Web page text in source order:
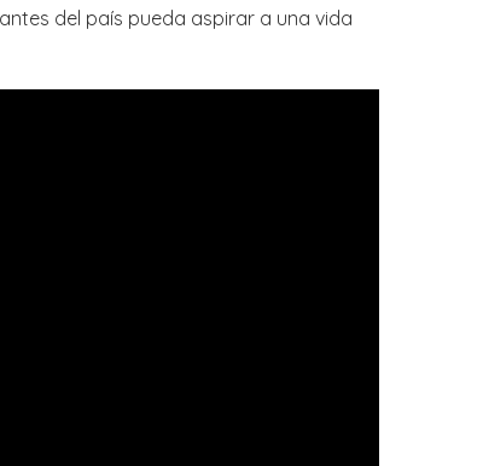
del país pueda aspirar a una vida